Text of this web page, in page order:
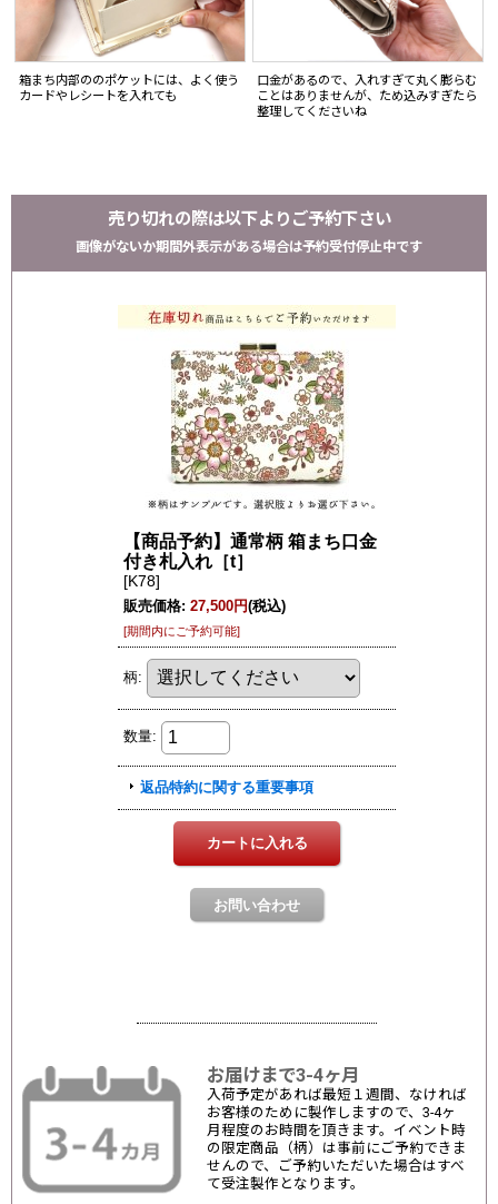
箱まち内部ののポケットには、よく使う
カードやレシートを入れても
口金があるので、入れすぎて丸く膨らむ
ことはありませんが、ため込みすぎたら
整理してくださいね
売り切れの際は以下よりご予約下さい
画像がないか期間外表示がある場合は予約受付停止中です
お届けまで3-4ヶ月
入荷予定があれば最短１週間、なければ
お客様のために製作しますので、3-4ヶ
月程度のお時間を頂きます。イベント時
の限定商品（柄）は事前にご予約できま
せんので、ご予約いただいた場合はすべ
て受注製作となります。